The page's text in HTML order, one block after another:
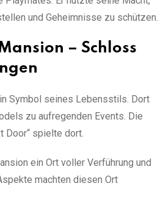
und Geheimnisse zu schützen.
– Schloss
Symbol seines Lebensstils. Dort
zu aufregenden Events. Die
Door“ spielte dort.
ein Ort voller Verführung und
machten diesen Ort